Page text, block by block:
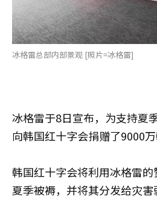
冰格雷总部内部景观 [照片=冰格雷]
冰格雷于8日宣布，为支持夏
向韩国红十字会捐赠了9000万
韩国红十字会将利用冰格雷
夏季被褥，并将其分发给灾害